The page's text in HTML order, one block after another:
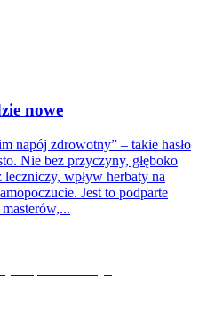
nowe
napój zdrowotny” – takie hasło
Nie bez przyczyny, głęboko
wpływ herbaty na
Jest to podparte